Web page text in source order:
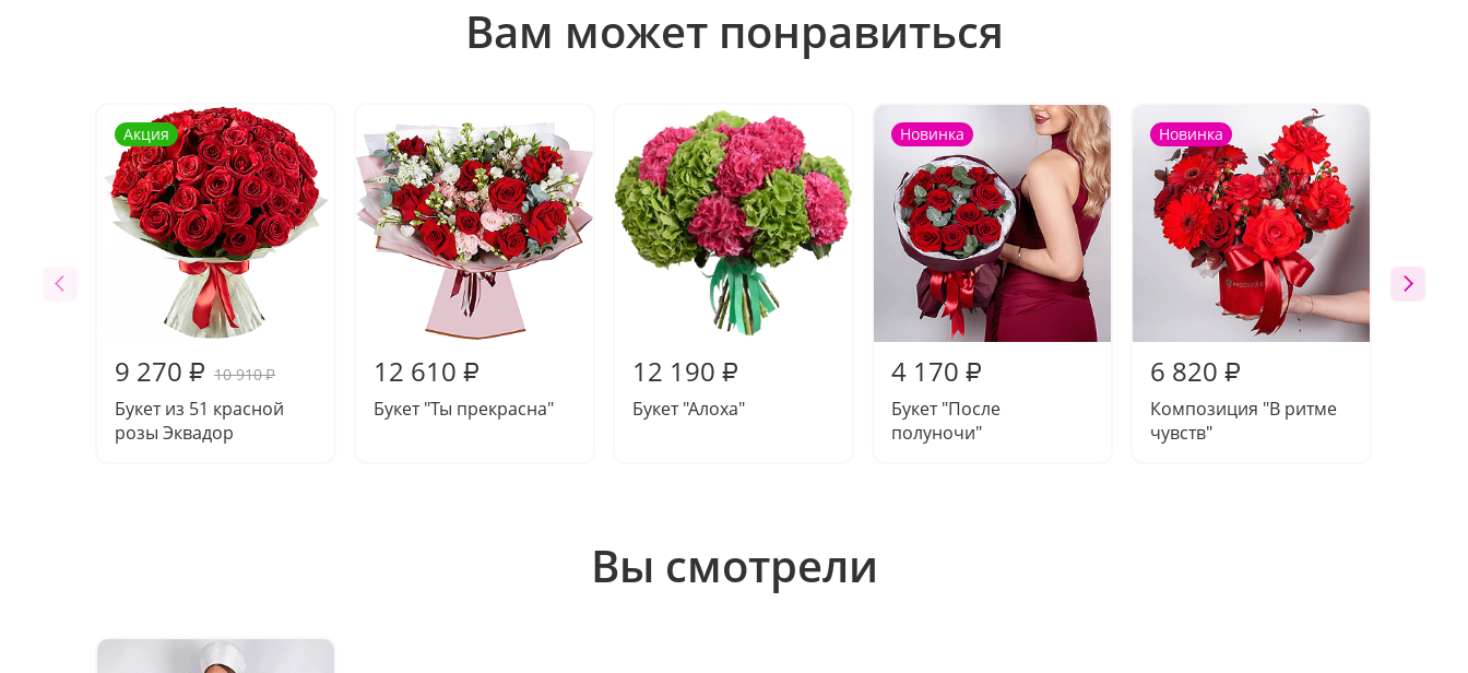
Вам может понравиться
Акция
9 270 ₽ 10 910₽
Букет из 51 красной
розы Эквадор
12 610 ₽
Букет "Ты прекрасна"
12 190 ₽
Букет "Алоха"
Новинка
4 170 ₽
Букет "После
полуночи"
Новинка
6 820 ₽
Композиция "В ритме
чувств"
Вы смотрели